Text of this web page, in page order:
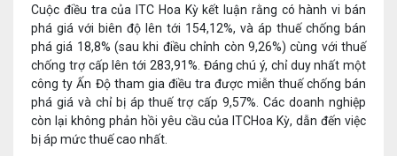
Cuộc điều tra của ITC Hoa Kỳ kết luận rằng có hành vi bán
phá giá với biên độ lên tới 154,12%, và áp thuế chống bán
phá giá 18,8% (sau khi điều chỉnh còn 9,26%) cùng với thuế
chống trợ cấp lên tới 283,91%. Đáng chú ý, chỉ duy nhất một
công ty Ấn Độ tham gia điều tra được miễn thuế chống bán
phá giá và chỉ bị áp thuế trợ cấp 9,57%. Các doanh nghiệp
còn lại không phản hồi yêu cầu của ITCHoa Kỳ, dẫn đến việc
bị áp mức thuế cao nhất.